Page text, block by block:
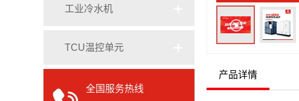
工业冷水机
TCU温控单元
全国服务热线
产品详情